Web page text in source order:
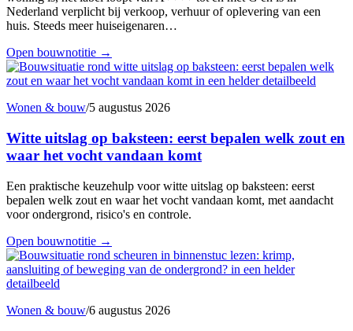
Nederland verplicht bij verkoop, verhuur of oplevering van een
huis. Steeds meer huiseigenaren…
Open bouwnotitie →
Wonen & bouw/5 augustus 2026
Witte uitslag op baksteen: eerst bepalen welk zout en
waar het vocht vandaan komt
Een praktische keuzehulp voor witte uitslag op baksteen: eerst
bepalen welk zout en waar het vocht vandaan komt, met aandacht
voor ondergrond, risico's en controle.
Open bouwnotitie →
Wonen & bouw/6 augustus 2026